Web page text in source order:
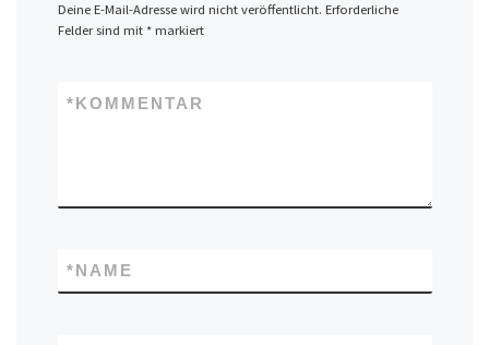
Deine E-Mail-Adresse wird nicht veröffentlicht. Erforderliche
Felder sind mit *markiert
KOMMENTAR
*
NAME
*